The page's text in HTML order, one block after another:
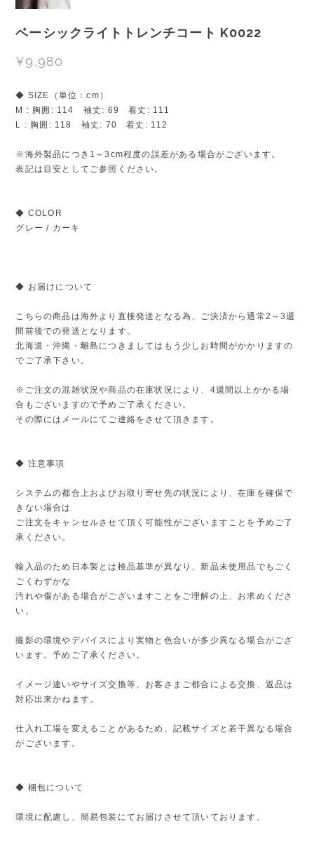
ベーシックライトトレンチコート K0022
¥9,980
◆ SIZE（単位：cm）
M : 胸囲: 114 袖丈: 69 着丈: 111
L : 胸囲: 118 袖丈: 70 着丈: 112
※海外製品につき1～3cm程度の誤差がある場合がございます。
表記は目安としてご参照ください。
◆ COLOR
グレー / カーキ
◆ お届けについて
こちらの商品は海外より直接発送となる為、ご決済から通常2～3週
間前後での発送となります。
北海道・沖縄・離島につきましてはもう少しお時間がかかりますの
でご了承下さい。
※ご注文の混雑状況や商品の在庫状況により、4週間以上かかる場
合もございますので予めご了承ください。
その際にはメールにてご連絡をさせて頂きます。
◆ 注意事項
システムの都合上およびお取り寄せ先の状況により、在庫を確保で
きない場合は
ご注文をキャンセルさせて頂く可能性がございますことを予めご了
承ください。
輸入品のため日本製とは検品基準が異なり、新品未使用品でもごく
ごくわずかな
汚れや傷がある場合がございますことをご理解の上、お求めくださ
い。
撮影の環境やデバイスにより実物と色合いが多少異なる場合がござ
います。予めご了承ください。
イメージ違いやサイズ交換等、お客さまご都合による交換、返品は
対応出来かねます。
仕入れ工場を変えることがあるため、記載サイズと若干異なる場合
がございます。
◆ 梱包について
環境に配慮し、簡易包装にてお届けさせて頂いております。